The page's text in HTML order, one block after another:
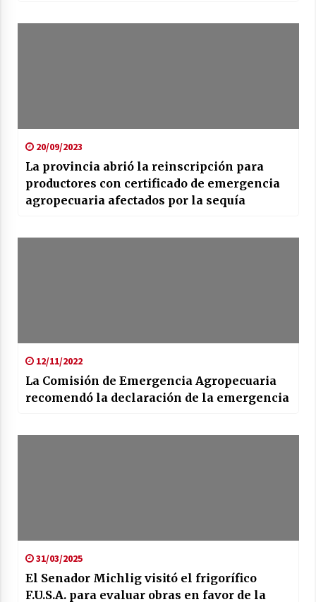
20/09/2023
La provincia abrió la reinscripción para
productores con certificado de emergencia
agropecuaria afectados por la sequía
12/11/2022
La Comisión de Emergencia Agropecuaria
recomendó la declaración de la emergencia
31/03/2025
El Senador Michlig visitó el frigorífico
F.U.S.A. para evaluar obras en favor de la